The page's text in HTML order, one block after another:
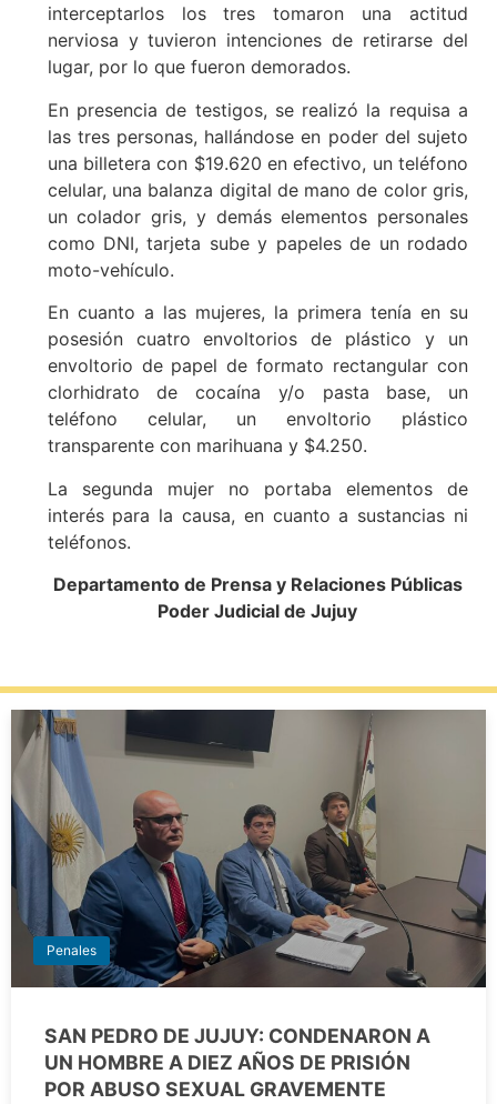
interceptarlos los tres tomaron una actitud
nerviosa y tuvieron intenciones de retirarse del
lugar, por lo que fueron demorados.
En presencia de testigos, se realizó la requisa a
las tres personas, hallándose en poder del sujeto
una billetera con $19.620 en efectivo, un teléfono
celular, una balanza digital de mano de color gris,
un colador gris, y demás elementos personales
como DNI, tarjeta sube y papeles de un rodado
moto-vehículo.
En cuanto a las mujeres, la primera tenía en su
posesión cuatro envoltorios de plástico y un
envoltorio de papel de formato rectangular con
clorhidrato de cocaína y/o pasta base, un
teléfono celular, un envoltorio plástico
transparente con marihuana y $4.250.
La segunda mujer no portaba elementos de
interés para la causa, en cuanto a sustancias ni
teléfonos.
Departamento de Prensa y Relaciones Públicas
Poder Judicial de Jujuy
Penales
SAN PEDRO DE JUJUY: CONDENARON A
UN HOMBRE A DIEZ AÑOS DE PRISIÓN
POR ABUSO SEXUAL GRAVEMENTE